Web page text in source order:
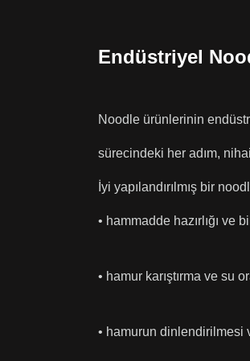
Endüstriyel
Noodle ürünlerinin
sürecindeki her adım,
İyi yapılandırılmış bir
• hammadde hazırlığı ve
• hamur karıştırma ve su
• hamurun dinlendirilmesi